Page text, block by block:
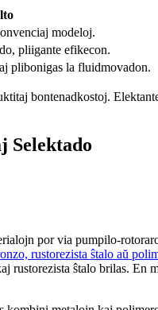
modeloj.
pliigante efikecon.
plibonigas la fluidmovadon.
bontenadkostoj.
Selektado
por via pumpilo-
rustorezista ŝtalo aŭ
ŝtalo brilas.